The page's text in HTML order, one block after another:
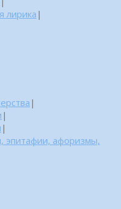
лирика |
|
|
|
эпитафии, афоризмы,